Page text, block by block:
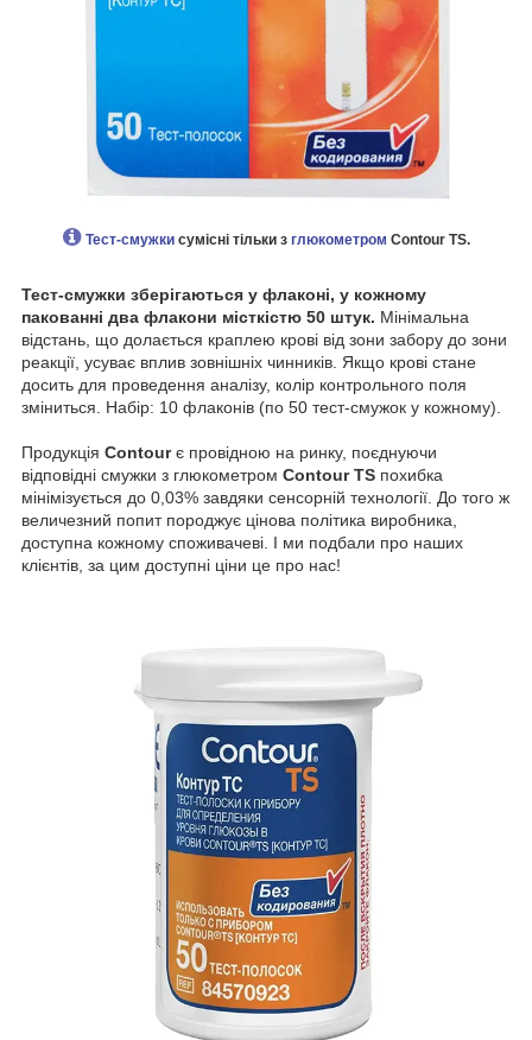
Тест-смужкисумісні тільки з глюкометром Contour TS.
Тест-смужки зберігаються у флаконі, у кожному
пакованні два флакони місткістю 50 штук. Мінімальна
відстань, що долається краплею крові від зони забору до зони
реакції, усуває вплив зовнішніх чинників. Якщо крові стане
досить для проведення аналізу, колір контрольного поля
зміниться. Набір: 10 флаконів (по 50 тест-смужок у кожному).
Продукція Contourє провідною на ринку, поєднуючи
відповідні смужки з глюкометром Contour TS похибка
мінімізується до 0,03% завдяки сенсорній технології. До того ж
величезний попит породжує цінова політика виробника,
доступна кожному споживачеві. І ми подбали про наших
клієнтів, за цим доступні ціни це про нас!